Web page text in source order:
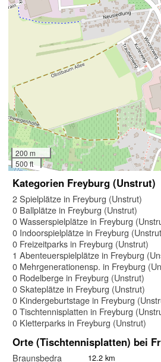
200 m
500 ft
Kategorien Freyburg (Unstrut)
2 Spielplätze in Freyburg (Unstrut)
0 Ballplätze in Freyburg (Unstrut)
0 Wasserspielplätze in Freyburg
0 Indoorspielplätze in Freyburg
0 Freizeitparks in Freyburg (Unstrut)
1 Abenteuerspielplätze in Freyburg
0 Mehrgenerationensp. in Freyburg
0 Rodelberge in Freyburg (Unstrut)
0 Skateplätze in Freyburg (Unstrut)
0 Kindergeburtstage in Freyburg
0 Tischtennisplatten in Freyburg
0 Kletterparks in Freyburg (Unstrut)
Orte (Tischtennisplatten) bei
Braunsbedra 12.2 km